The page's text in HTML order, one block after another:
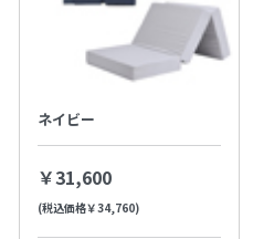
ネイビー
￥31,600
(税込価格￥34,760)